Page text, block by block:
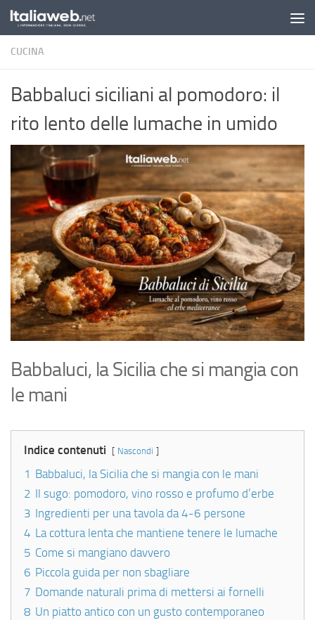
Sotto il contenuto
CUCINA
Babbaluci siciliani al pomodoro: il
rito lento delle lumache in umido
Babbaluci, la Sicilia che si mangia con
le mani
Indice contenuti Nascondi
1 Babbaluci, la Sicilia che si mangia con le mani
2 Il sugo: pomodoro, vino rosso e profumo d’erbe
3 Ingredienti per una tavola da 4-6 persone
4 La cottura lenta che mantiene tenere le lumache
5 Come si mangiano davvero
6 Piccola guida per non sbagliare
7 Domande naturali prima di mettersi ai fornelli
8 Un piatto antico con un gusto contemporaneo